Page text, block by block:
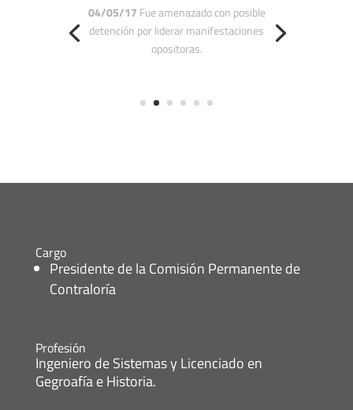
(26/04/17)Responsabilizó a Maduro
y a Tarek William Saab por la muerte
del joven estudiante Juan Pablo
Cargo
Presidente de la Comisión Permanente de
Contraloría
Profesión
Ingeniero de Sistemas y Licenciado en
Gegroafía e Historia.